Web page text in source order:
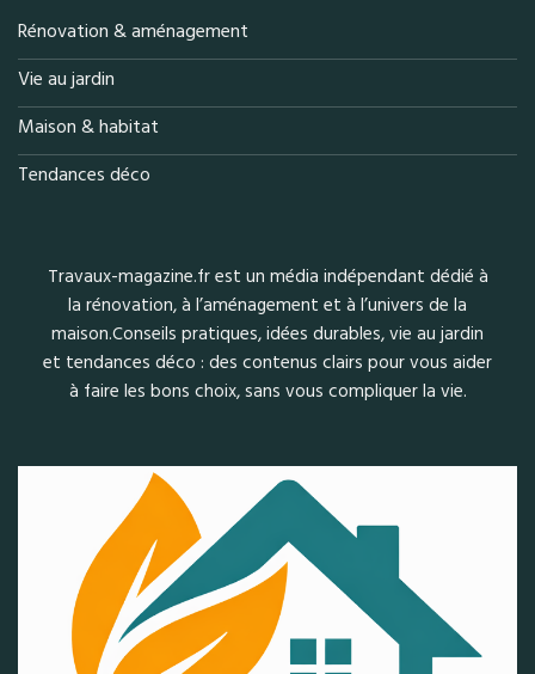
Rénovation & aménagement
Vie au jardin
Maison & habitat
Tendances déco
Travaux-magazine.fr est un média indépendant dédié à
la rénovation, à l’aménagement et à l’univers de la
maison.Conseils pratiques, idées durables, vie au jardin
et tendances déco : des contenus clairs pour vous aider
à faire les bons choix, sans vous compliquer la vie.